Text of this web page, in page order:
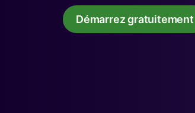
Démarrez gratuitement